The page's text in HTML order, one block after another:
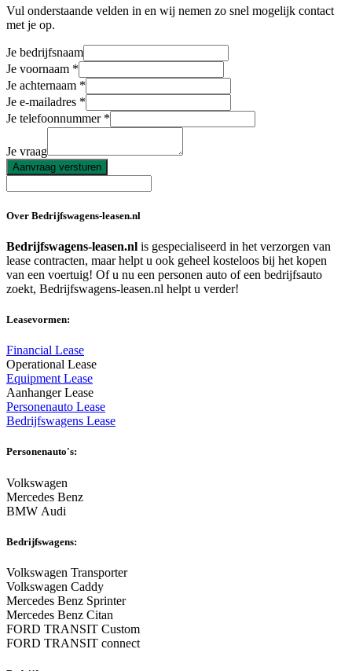
Vul onderstaande velden in en wij nemen zo snel mogelijk contact
met je op.
Je bedrijfsnaam
Je voornaam
Je achternaam
Je e-mailadres
Je telefoonnummer
Je vraag
Aanvraag versturen
Over Bedrijfswagens-leasen.nl
Bedrijfswagens-leasen.nl is gespecialiseerd in het verzorgen van
lease contracten, maar helpt u ook geheel kosteloos bij het kopen
van een voertuig! Of u nu een personen auto of een bedrijfsauto
zoekt, Bedrijfswagens-leasen.nl helpt u verder!
Leasevormen:
Financial Lease
Operational Lease
Equipment Lease
Aanhanger Lease
Personenauto Lease
Bedrijfswagens Lease
Personenauto's:
Volkswagen
Mercedes Benz
BMW Audi
Bedrijfswagens:
Volkswagen Transporter
Volkswagen Caddy
Mercedes Benz Sprinter
Mercedes Benz Citan
FORD TRANSIT Custom
FORD TRANSIT connect